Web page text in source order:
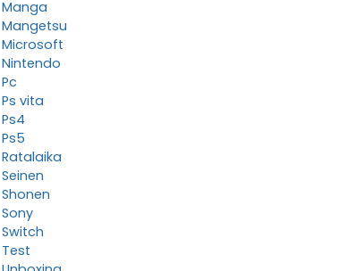
Manga
Mangetsu
Microsoft
Nintendo
Pc
Ps vita
Ps4
Ps5
Ratalaika
Seinen
Shonen
Sony
Switch
Test